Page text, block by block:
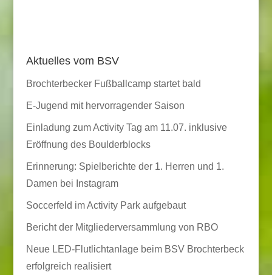
Aktuelles vom BSV
Brochterbecker Fußballcamp startet bald
E-Jugend mit hervorragender Saison
Einladung zum Activity Tag am 11.07. inklusive
Eröffnung des Boulderblocks
Erinnerung: Spielberichte der 1. Herren und 1.
Damen bei Instagram
Soccerfeld im Activity Park aufgebaut
Bericht der Mitgliederversammlung von RBO
Neue LED-Flutlichtanlage beim BSV Brochterbeck
erfolgreich realisiert